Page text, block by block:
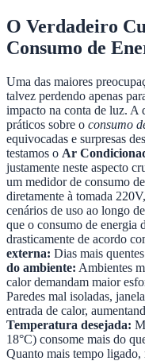
O Verdadeiro
Consumo de
Uma das maiores
talvez perdendo apenas
impacto na conta de luz. A
práticos sobre o consumo
equivocadas e surpresas
testamos o Ar
justamente neste aspecto
um medidor de consumo
diretamente à tomada
cenários de uso ao longo
que o consumo de energia
drasticamente de acordo
externa: Dias mais
do ambiente: Ambientes
calor demandam maior
Paredes mal isoladas,
entrada de calor,
Temperatura desejada:
18°C) consome mais do
Quanto mais tempo